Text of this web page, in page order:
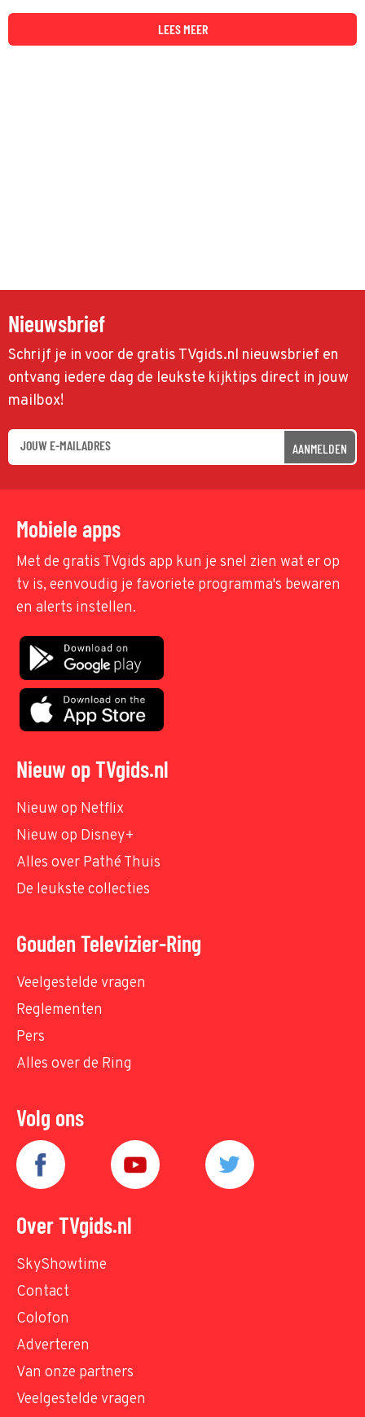
LEES MEER
Nieuwsbrief
Schrijf je in voor de gratis TVgids.nl nieuwsbrief en
ontvang iedere dag de leukste kijktips direct in jouw
mailbox!
AANMELDEN
Mobiele apps
Met de gratis TVgids app kun je snel zien wat er op
tv is, eenvoudig je favoriete programma's bewaren
en alerts instellen.
Nieuw op TVgids.nl
Nieuw op Netflix
Nieuw op Disney+
Alles over Pathé Thuis
De leukste collecties
Gouden Televizier-Ring
Veelgestelde vragen
Reglementen
Pers
Alles over de Ring
Volg ons
Over TVgids.nl
SkyShowtime
Contact
Colofon
Adverteren
Van onze partners
Veelgestelde vragen